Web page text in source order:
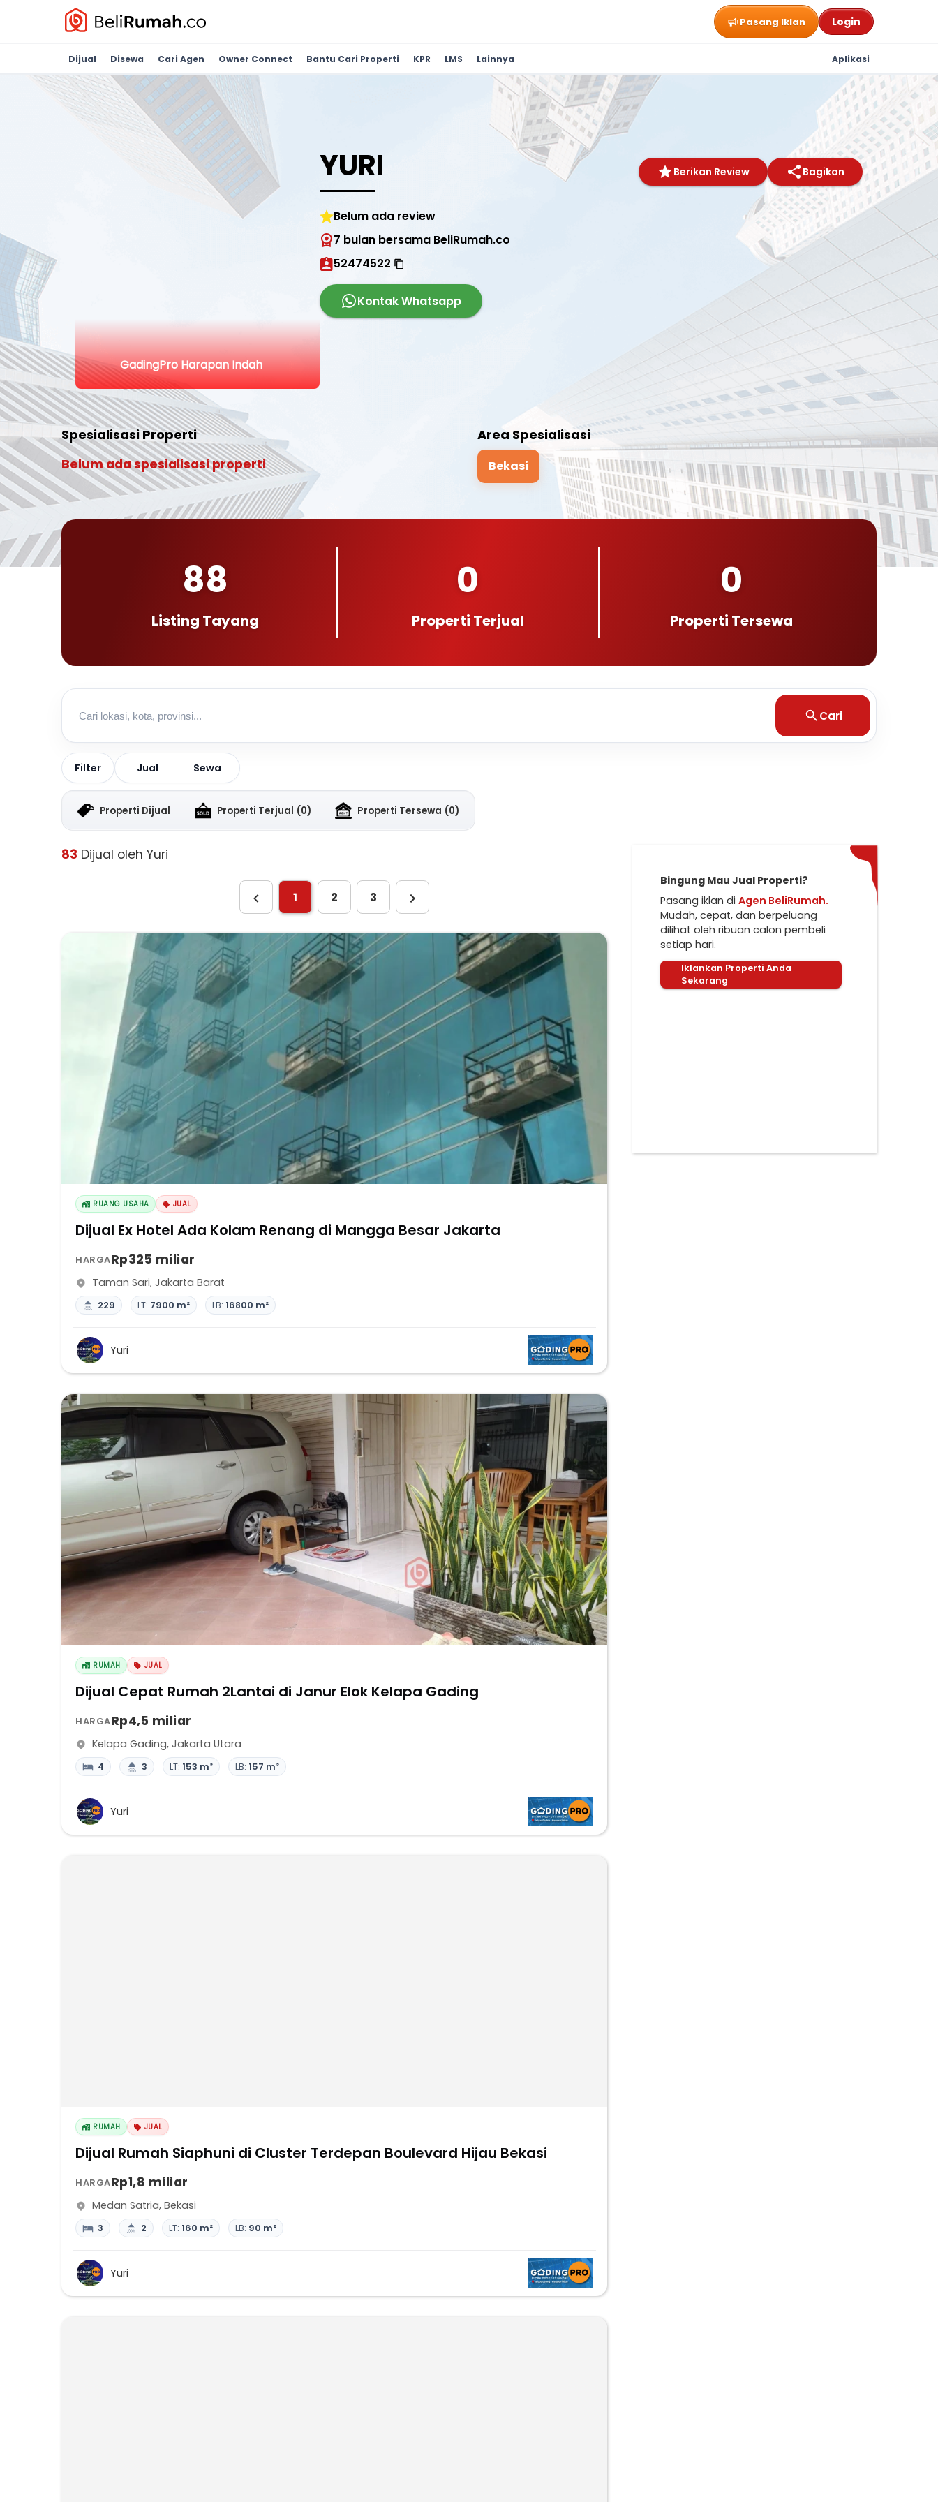
Pasang Iklan Login
Dijual Disewa Cari Agen Owner Connect Bantu Cari Properti KPR LMS Lainnya Aplikasi
GadingPro Harapan Indah
YURI Berikan Review Bagikan
Belum ada review
7 bulan bersama BeliRumah.co
52474522
Kontak Whatsapp
Spesialisasi Properti
Belum ada spesialisasi properti
Area Spesialisasi
Bekasi
88
Listing Tayang
0
Properti Terjual
0
Properti Tersewa
Cari
Filter Jual Sewa
Properti Dijual Properti Terjual (0) Properti Tersewa (0)
83 Dijual oleh Yuri
1 2 3
RUANG USAHA JUAL
Dijual Ex Hotel Ada Kolam Renang di Mangga Besar Jakarta
HARGARp325 miliar
Taman Sari, Jakarta Barat
229 LT: 7900 m² LB: 16800 m²
Yuri
RUMAH JUAL
Dijual Cepat Rumah 2Lantai di Janur Elok Kelapa Gading
HARGARp4,5 miliar
Kelapa Gading, Jakarta Utara
4 3 LT: 153 m² LB: 157 m²
Yuri
RUMAH JUAL
Dijual Rumah Siaphuni di Cluster Terdepan Boulevard Hijau Bekasi
HARGARp1,8 miliar
Medan Satria, Bekasi
3 2 LT: 160 m² LB: 90 m²
Yuri
Bingung Mau Jual Properti?
Pasang iklan di Agen BeliRumah.
Mudah, cepat, dan berpeluang
dilihat oleh ribuan calon pembeli
setiap hari.
Iklankan Properti Anda
Sekarang